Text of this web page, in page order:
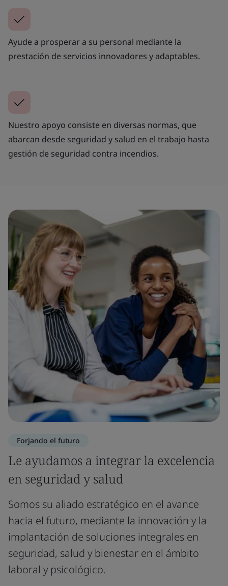
Ayude a prosperar a su personal mediante la
prestación de servicios innovadores y adaptables.
Nuestro apoyo consiste en diversas normas, que
abarcan desde seguridad y salud en el trabajo hasta
gestión de seguridad contra incendios.
Forjando el futuro
Le ayudamos a integrar la excelencia
en seguridad y salud
Somos su aliado estratégico en el avance
hacia el futuro, mediante la innovación y la
implantación de soluciones integrales en
seguridad, salud y bienestar en el ámbito
laboral y psicológico.